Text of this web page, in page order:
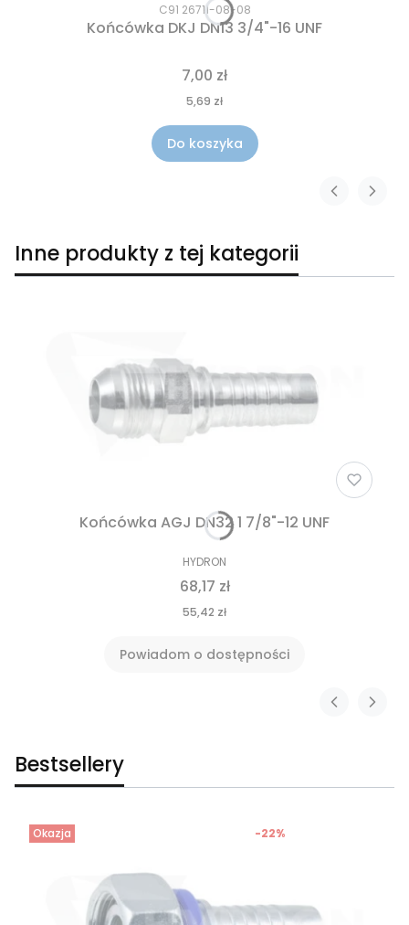
C91 26711-08-08
Końcówka DKJ DN13 3/4"-16 UNF
7,00 zł
5,69 zł
Do koszyka
Inne produkty z tej kategorii
Końcówka AGJ DN32 1 7/8"-12 UNF
HYDRON
68,17 zł
55,42 zł
Powiadom o dostępności
Bestsellery
Okazja -22%